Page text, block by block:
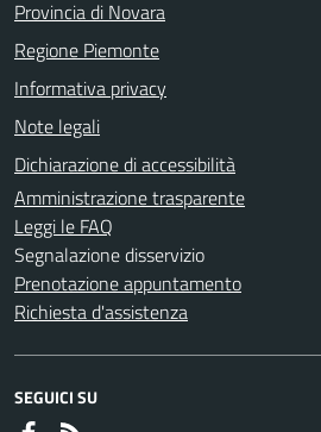
Provincia di Novara
Regione Piemonte
Informativa privacy
Note legali
Dichiarazione di accessibilità
Amministrazione trasparente
Leggi le FAQ
Segnalazione disservizio
Prenotazione appuntamento
Richiesta d'assistenza
SEGUICI SU